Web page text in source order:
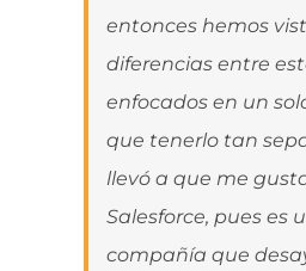
entonces hemos
diferencias entre
enfocados en un
que tenerlo tan
llevó a que me
Salesforce, pues es
compañía que